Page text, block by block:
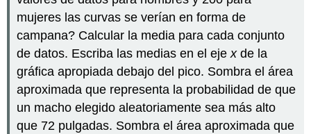
mujeres las curvas se verían en forma de
campana? Calcular la media para cada conjunto
de datos. Escriba las medias en el ejexde la
gráfica apropiada debajo del pico. Sombra el área
aproximada que representa la probabilidad de que
un macho elegido aleatoriamente sea más alto
que 72 pulgadas. Sombra el área aproximada que